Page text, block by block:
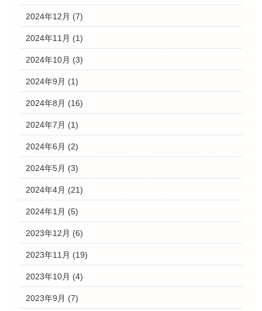
2024年12月 (7)
2024年11月 (1)
2024年10月 (3)
2024年9月 (1)
2024年8月 (16)
2024年7月 (1)
2024年6月 (2)
2024年5月 (3)
2024年4月 (21)
2024年1月 (5)
2023年12月 (6)
2023年11月 (19)
2023年10月 (4)
2023年9月 (7)